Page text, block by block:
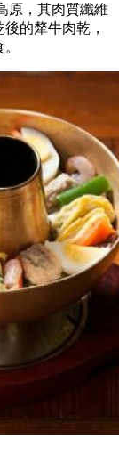
原，其肉質纖維
的犛牛肉乾，